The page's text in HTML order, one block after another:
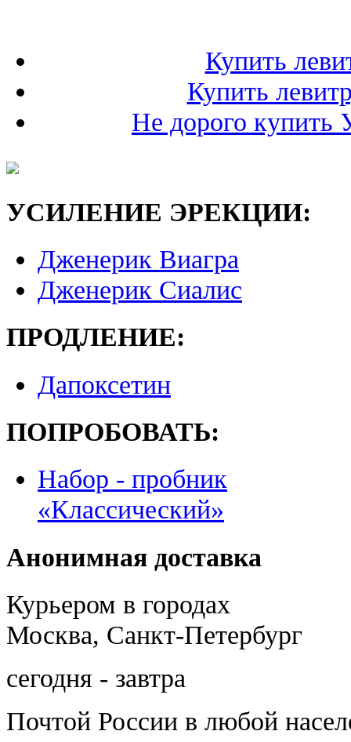
Купить
Купить
Не дорого купить
УСИЛЕНИЕ ЭРЕКЦИИ:
Дженерик Виагра
Дженерик Сиалис
ПРОДЛЕНИЕ:
Дапоксетин
ПОПРОБОВАТЬ:
Набор - пробник
«Классический»
Анонимная доставка
Курьером в городах
Москва, Санкт-Петербург
сегодня - завтра
Почтой России в любой